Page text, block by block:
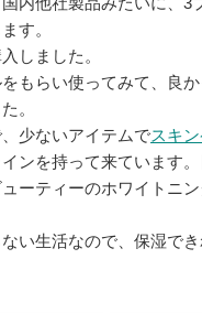
す。
しました。
もらい使ってみて、良
。
少ないアイテムでスキ
ンを持って来ています
ーティーのホワイトニ
い生活なので、保湿で